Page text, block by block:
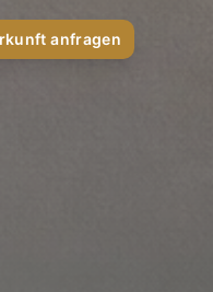
anfragen